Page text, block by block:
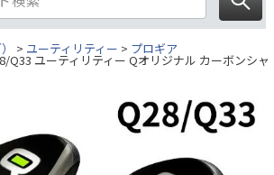
ユーティリティー プロギア
Q33 ユーティリティー Qオリジナル カーボンシャ